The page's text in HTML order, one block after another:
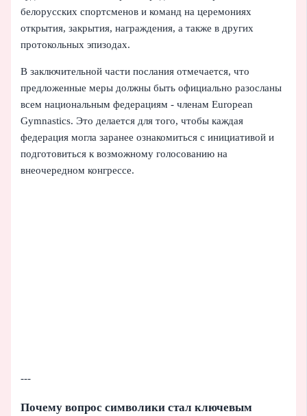
белорусских спортсменов и команд на церемониях
открытия, закрытия, награждения, а также в других
протокольных эпизодах.
В заключительной части послания отмечается, что
предложенные меры должны быть официально разосланы
всем национальным федерациям - членам European
Gymnastics. Это делается для того, чтобы каждая
федерация могла заранее ознакомиться с инициативой и
подготовиться к возможному голосованию на
внеочередном конгрессе.
---
Почему вопрос символики стал ключевым